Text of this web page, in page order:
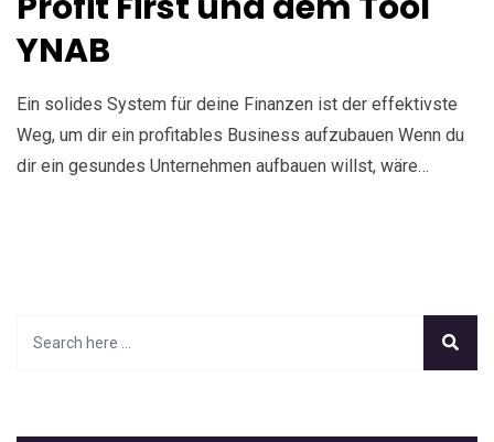
YNAB
Ein solides System für deine Finanzen ist der effektivste
Weg, um dir ein profitables Business aufzubauen Wenn du
dir ein gesundes Unternehmen aufbauen willst, wäre…